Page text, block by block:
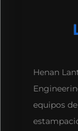
Henan
equipos